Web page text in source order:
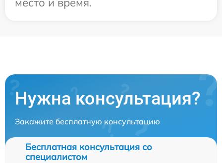
Нужна консультация?
Закажите бесплатную консультацию
Бесплатная консультация со
специалистом